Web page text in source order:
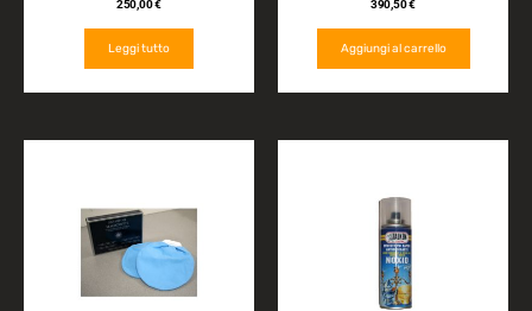
250,00€
Leggi tutto
390,50€
Aggiungi al carrello